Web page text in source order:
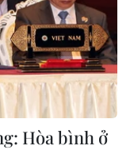
Hòa bình ở